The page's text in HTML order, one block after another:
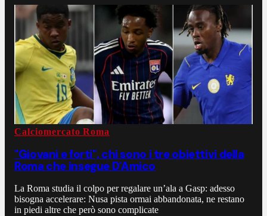
Calciomercato Roma
"Giovani e forti", chi sono i tre obiettivi della
Roma che insegue D'Amico
La Roma studia il colpo per regalare un’ala a Gasp: adesso
bisogna accelerare: Nusa pista ormai abbandonata, ne restano
in piedi altre che però sono complicate